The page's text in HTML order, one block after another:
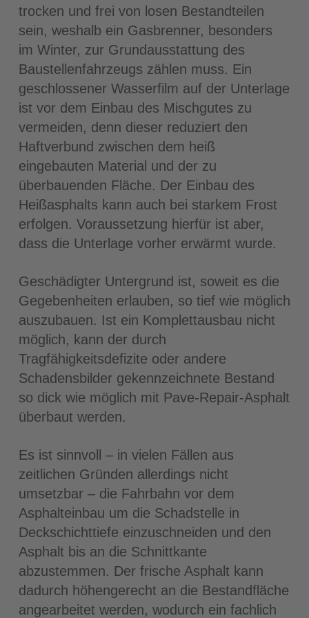
trocken und frei von losen Bestandteilen
sein, weshalb ein Gasbrenner, besonders
im Winter, zur Grundausstattung des
Baustellenfahrzeugs zählen muss. Ein
geschlossener Wasserfilm auf der Unterlage
ist vor dem Einbau des Mischgutes zu
vermeiden, denn dieser reduziert den
Haftverbund zwischen dem heiß
eingebauten Material und der zu
überbauenden Fläche. Der Einbau des
Heißasphalts kann auch bei starkem Frost
erfolgen. Voraussetzung hierfür ist aber,
dass die Unterlage vorher erwärmt wurde.
Geschädigter Untergrund ist, soweit es die
Gegebenheiten erlauben, so tief wie möglich
auszubauen. Ist ein Komplettausbau nicht
möglich, kann der durch
Tragfähigkeitsdefizite oder andere
Schadensbilder gekennzeichnete Bestand
so dick wie möglich mit Pave-Repair-Asphalt
überbaut werden.
Es ist sinnvoll – in vielen Fällen aus
zeitlichen Gründen allerdings nicht
umsetzbar – die Fahrbahn vor dem
Asphalteinbau um die Schadstelle in
Deckschichttiefe einzuschneiden und den
Asphalt bis an die Schnittkante
abzustemmen. Der frische Asphalt kann
dadurch höhengerecht an die Bestandfläche
angearbeitet werden, wodurch ein fachlich